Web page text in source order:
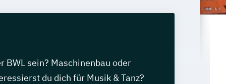
BWL sein? Maschinenbau oder
du dich für Musik & Tanz?